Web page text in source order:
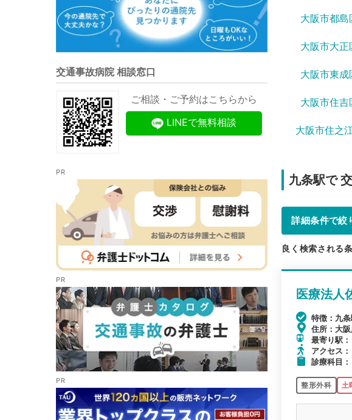
交通事故病院 相談窓口
ご相談・ご予約はこちらから
LINEで無料相談
大阪市都島
大阪市大正
大阪市東成
大阪市住吉
大阪市住之
九条駅で
詳細条件で絞
良く検索される
医療法人
特徴：九
住所：大
最寄り駅
アクセス
診療科目
整形外科 土